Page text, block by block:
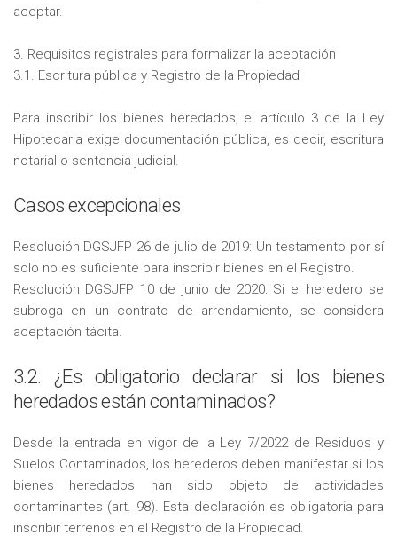
aceptar.
3. Requisitos registrales para formalizar la aceptación
3.1. Escritura pública y Registro de la Propiedad
Para inscribir los bienes heredados, el artículo 3 de la Ley
Hipotecaria exige documentación pública, es decir, escritura
notarial o sentencia judicial.
Casos excepcionales
Resolución DGSJFP 26 de julio de 2019: Un testamento por sí
solo no es suficiente para inscribir bienes en el Registro.
Resolución DGSJFP 10 de junio de 2020: Si el heredero se
subroga en un contrato de arrendamiento, se considera
aceptación tácita.
3.2. ¿Es obligatorio declarar si los bienes
heredados están contaminados?
Desde la entrada en vigor de la Ley 7/2022 de Residuos y
Suelos Contaminados, los herederos deben manifestar si los
bienes heredados han sido objeto de actividades
contaminantes (art. 98). Esta declaración es obligatoria para
inscribir terrenos en el Registro de la Propiedad.